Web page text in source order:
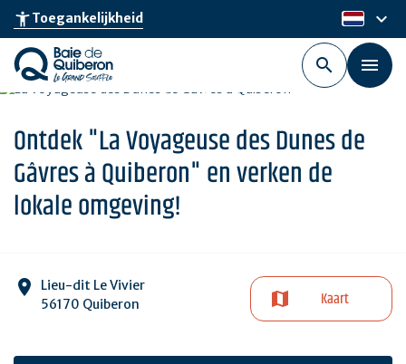
Skip
main
content
accessibility_newToegankelijkheid nl
keyboard_arrow_down
Ontdek "La Voyageuse des Dunes de
Gâvres à Quiberon" en verken de
lokale omgeving!
Lieu-dit Le Vivier
56170 Quiberon
Kaart